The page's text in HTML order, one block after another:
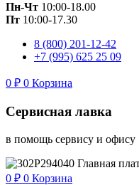
Пн-Чт 10:00-18.00
Пт 10:00-17.30
8 (800) 201-12-42
+7 (995) 625 25 09
0 ₽ 0 Корзина
Сервисная лавка
в помощь сервису и офису
0 ₽ 0 Корзина